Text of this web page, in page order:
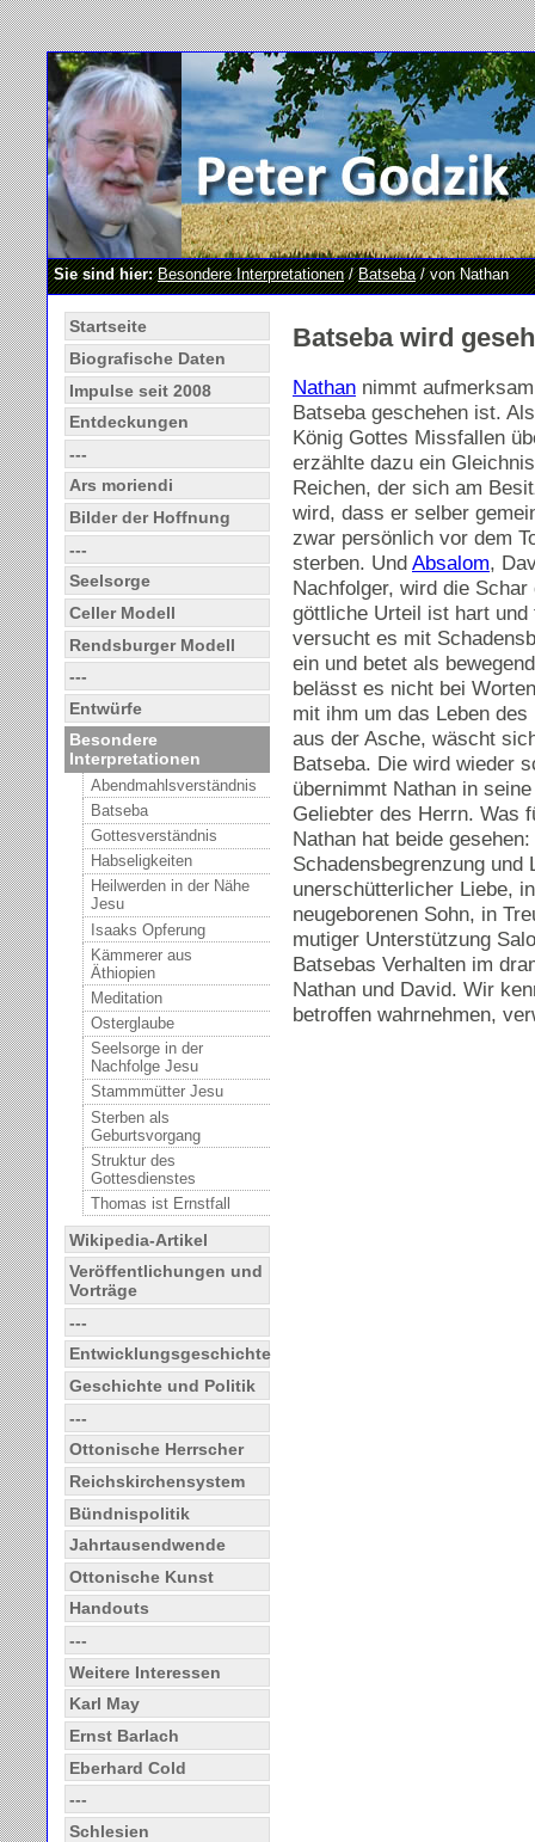
Sie sind hier: Besondere Interpretationen/Batseba/ von Nathan
Startseite
Biografische Daten
Impulse seit 2008
Entdeckungen
---
Ars moriendi
Bilder der Hoffnung
---
Seelsorge
Celler Modell
Rendsburger Modell
---
Entwürfe
Besondere
Interpretationen
Abendmahlsverständnis
Batseba
Gottesverständnis
Habseligkeiten
Heilwerden in der Nähe
Jesu
Isaaks Opferung
Kämmerer aus
Äthiopien
Meditation
Osterglaube
Seelsorge in der
Nachfolge Jesu
Stammmütter Jesu
Sterben als
Geburtsvorgang
Struktur des
Gottesdienstes
Thomas ist Ernstfall
Wikipedia-Artikel
Veröffentlichungen und
Vorträge
---
Entwicklungsgeschichte
Geschichte und Politik
---
Ottonische Herrscher
Reichskirchensystem
Bündnispolitik
Jahrtausendwende
Ottonische Kunst
Handouts
---
Weitere Interessen
Karl May
Ernst Barlach
Eberhard Cold
---
Schlesien
Batseba wird
Nathan nimmt
Batseba geschehen ist.
König Gottes Missfallen
erzählte dazu ein
Reichen, der sich am
wird, dass er selber
zwar persönlich vor dem
sterben. Und Absalom,
Nachfolger, wird die
göttliche Urteil ist hart
versucht es mit
ein und betet als
belässt es nicht bei
mit ihm um das Leben
aus der Asche, wäscht
Batseba. Die wird wieder
übernimmt Nathan in
Geliebter des Herrn. Was
Nathan hat beide
Schadensbegrenzung und
unerschütterlicher Liebe,
neugeborenen Sohn, in
mutiger Unterstützung
Batsebas Verhalten im
Nathan und David. Wir
betroffen wahrnehmen,